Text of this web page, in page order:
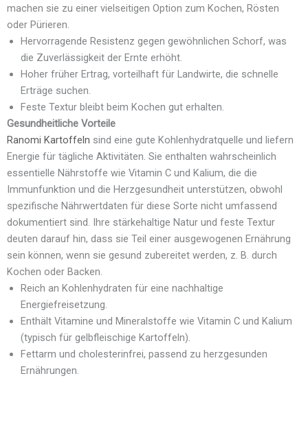
machen sie zu einer vielseitigen Option zum Kochen, Rösten
oder Pürieren.
Hervorragende Resistenz gegen gewöhnlichen Schorf, was
die Zuverlässigkeit der Ernte erhöht.
Hoher früher Ertrag, vorteilhaft für Landwirte, die schnelle
Erträge suchen.
Feste Textur bleibt beim Kochen gut erhalten.
Gesundheitliche Vorteile
Ranomi Kartoffeln sind eine gute Kohlenhydratquelle und liefern
Energie für tägliche Aktivitäten. Sie enthalten wahrscheinlich
essentielle Nährstoffe wie Vitamin C und Kalium, die die
Immunfunktion und die Herzgesundheit unterstützen, obwohl
spezifische Nährwertdaten für diese Sorte nicht umfassend
dokumentiert sind. Ihre stärkehaltige Natur und feste Textur
deuten darauf hin, dass sie Teil einer ausgewogenen Ernährung
sein können, wenn sie gesund zubereitet werden, z. B. durch
Kochen oder Backen.
Reich an Kohlenhydraten für eine nachhaltige
Energiefreisetzung.
Enthält Vitamine und Mineralstoffe wie Vitamin C und Kalium
(typisch für gelbfleischige Kartoffeln).
Fettarm und cholesterinfrei, passend zu herzgesunden
Ernährungen.